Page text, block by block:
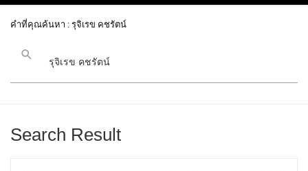
คำที่คุณค้นหา : รุจิเรข คชรัตน์
Search Result